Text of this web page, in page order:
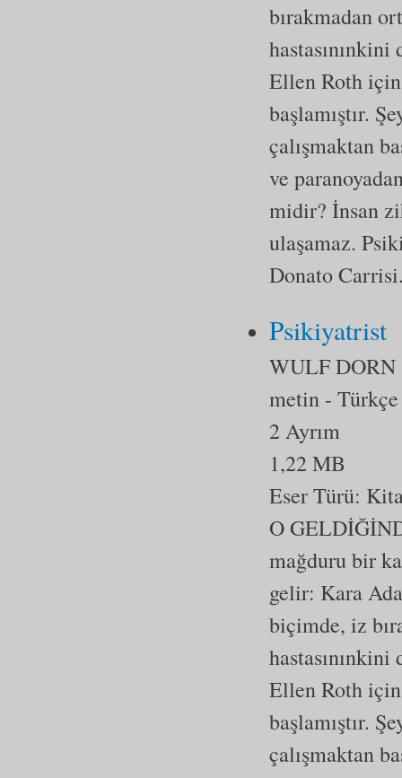
bırakmadan
Ellen Roth
başlamıştır.
çalışmaktan
ve
midir? İnsan
ulaşamaz.
Donato
Psikiyatrist
WULF DORN
metin - Türkçe
2 Ayrım
1,22 MB
Eser Türü:
O
mağduru bir
gelir: Kara
biçimde, iz
Ellen Roth
başlamıştır.
çalışmaktan